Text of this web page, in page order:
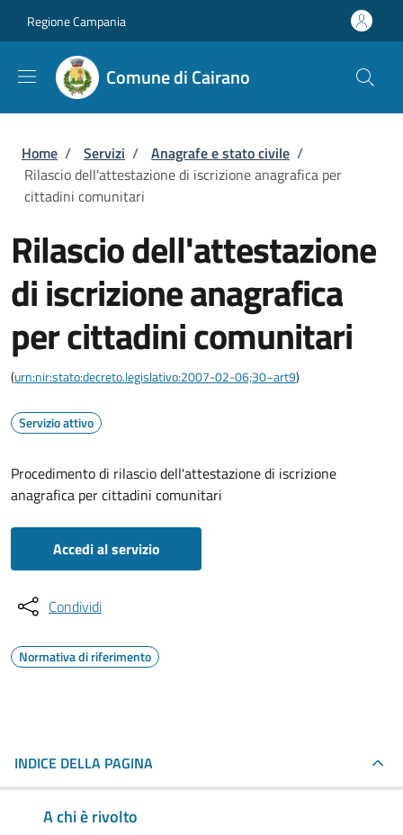
Regione Campania
Comune di Cairano
Briciole di pane
Home / Servizi / Anagrafe e stato civile /
Rilascio dell'attestazione di iscrizione anagrafica per
cittadini comunitari
Rilascio dell'attestazione
di iscrizione anagrafica
per cittadini comunitari
(urn:nir:stato:decreto.legislativo:2007-02-06;30~art9)
Servizio attivo
Procedimento di rilascio dell'attestazione di iscrizione
anagrafica per cittadini comunitari
Accedi al servizio
Condividi
Normativa di riferimento
INDICE DELLA PAGINA
A chi è rivolto